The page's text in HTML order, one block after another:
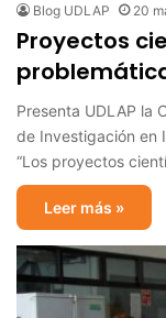
Blog UDLAP 20
Proyectos
Presenta UDLAP la
de Investigación en
“Los proyectos
Leer más »